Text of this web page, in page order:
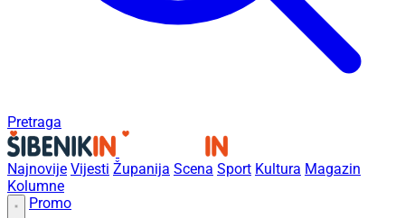
Pretraga
Najnovije Vijesti Županija Scena Sport Kultura Magazin
Kolumne
Promo